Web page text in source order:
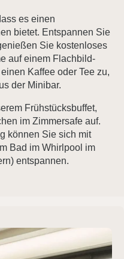
es einen
bietet. Entspannen Sie
Sie kostenloses
auf einem Flachbild-
Kaffee oder Tee zu,
der Minibar.
Frühstücksbuffet,
im Zimmersafe auf.
können Sie sich mit
Bad im Whirlpool im
entspannen.